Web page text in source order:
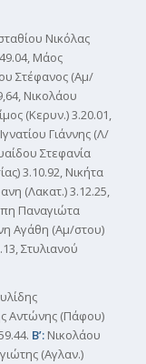
Νικόλας
Μάος
Στέφανος (Αμ/
Νικολάου
(Κερυν.) 3.20.01,
Γιάννης (Λ/
Στεφανία
3.10.92, Νικήτα
(Λακατ.) 3.12.25,
Παναγιώτα
Αγάθη (Αμ/στου)
Στυλιανού
Αντώνης (Πάφου)
Β’: Νικολάου
(Αγλαν.)